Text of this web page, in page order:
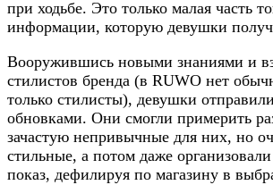
при ходьбе. Это только малая часть
информации, которую девушки
Вооружившись новыми знаниями и
стилистов бренда (в RUWO нет
только стилисты), девушки
обновками. Они смогли примерить
зачастую непривычные для них, но
стильные, а потом даже
показ, дефилируя по магазину в